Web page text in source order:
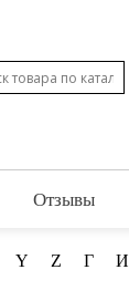
Отзывы
Y Z Г И